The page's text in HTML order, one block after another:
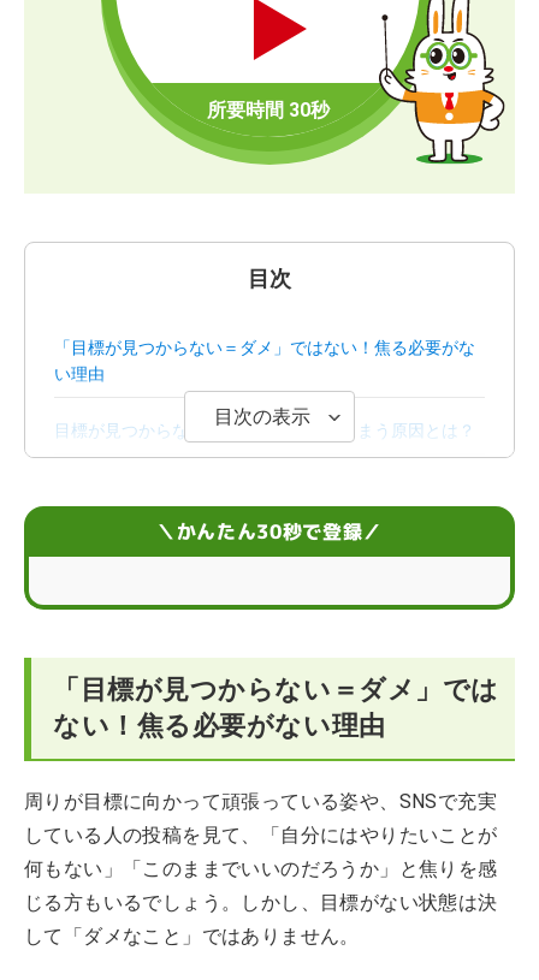
目次
「目標が見つからない＝ダメ」ではない！焦る必要がな
い理由
目標が見つからない・無気力になってしまう原因とは？
【仕事・プライベート別】すぐに始められる小さな目標
ハタラクティブ在籍アドバイザーから目標が見つからな
い人へのアドバイス
目標が見つからないことに関するFAQ
目次の表示
＼かんたん30秒で登録／
「目標が見つからない＝ダメ」では
ない！焦る必要がない理由
周りが目標に向かって頑張っている姿や、SNSで充実
している人の投稿を見て、「自分にはやりたいことが
何もない」「このままでいいのだろうか」と焦りを感
じる方もいるでしょう。しかし、目標がない状態は決
して「ダメなこと」ではありません。